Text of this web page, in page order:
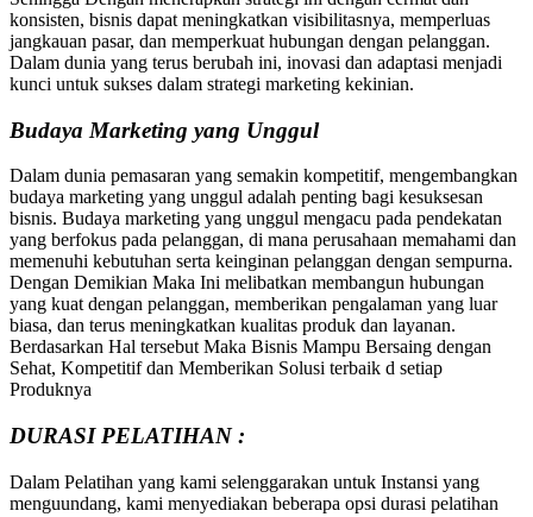
konsisten, bisnis dapat meningkatkan visibilitasnya, memperluas
jangkauan pasar, dan memperkuat hubungan dengan pelanggan.
Dalam dunia yang terus berubah ini, inovasi dan adaptasi menjadi
kunci untuk sukses dalam strategi marketing kekinian.
Budaya Marketing yang Unggul
Dalam dunia pemasaran yang semakin kompetitif, mengembangkan
budaya marketing yang unggul adalah penting bagi kesuksesan
bisnis. Budaya marketing yang unggul mengacu pada pendekatan
yang berfokus pada pelanggan, di mana perusahaan memahami dan
memenuhi kebutuhan serta keinginan pelanggan dengan sempurna.
Dengan Demikian Maka Ini melibatkan membangun hubungan
yang kuat dengan pelanggan, memberikan pengalaman yang luar
biasa, dan terus meningkatkan kualitas produk dan layanan.
Berdasarkan Hal tersebut Maka Bisnis Mampu Bersaing dengan
Sehat, Kompetitif dan Memberikan Solusi terbaik d setiap
Produknya
DURASI PELATIHAN :
Dalam Pelatihan yang kami selenggarakan untuk Instansi yang
menguundang, kami menyediakan beberapa opsi durasi pelatihan